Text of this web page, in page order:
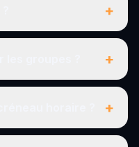
+
+
+